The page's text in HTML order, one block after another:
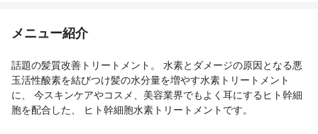
メニュー紹介
話題の髪質改善トリートメント。 水素とダメージの原因となる悪
玉活性酸素を結びつけ髪の水分量を増やす水素トリートメント
に、 今スキンケアやコスメ、美容業界でもよく耳にするヒト幹細
胞を配合した、 ヒト幹細胞水素トリートメントです。